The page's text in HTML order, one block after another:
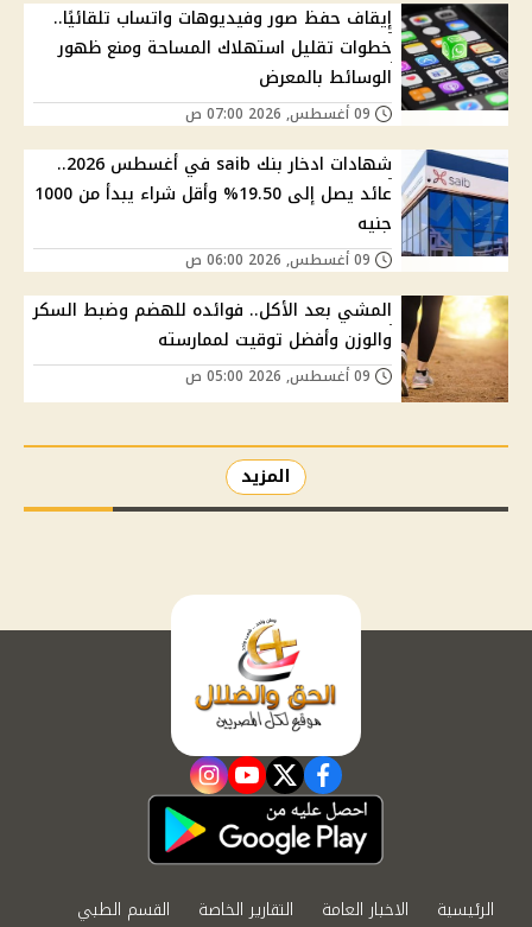
إيقاف حفظ صور وفيديوهات واتساب تلقائيًا..
خطوات تقليل استهلاك المساحة ومنع ظهور
الوسائط بالمعرض
شهادات ادخار بنك saib في أغسطس 2026..
عائد يصل إلى 19.50% وأقل شراء يبدأ من 1000
جنيه
المشي بعد الأكل.. فوائده للهضم وضبط السكر
والوزن وأفضل توقيت لممارسته
المزيد
facebook
twitter
youtube
instagram
الرئيسية الاخبار العامة التقارير الخاصة القسم الطبي